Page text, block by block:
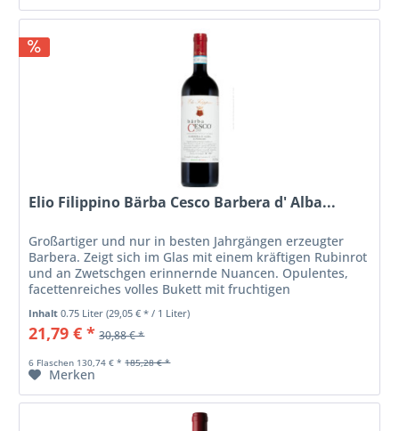
Elio Filippino Bärba Cesco Barbera d' Alba...
Großartiger und nur in besten Jahrgängen erzeugter
Barbera. Zeigt sich im Glas mit einem kräftigen Rubinrot
und an Zwetschgen erinnernde Nuancen. Opulentes,
facettenreiches volles Bukett mit fruchtigen
Inhalt0.75 Liter(29,05 € * / 1 Liter)
21,79 € * 30,88 € *
6 Flaschen 130,74 € * 185,28 € *
Merken